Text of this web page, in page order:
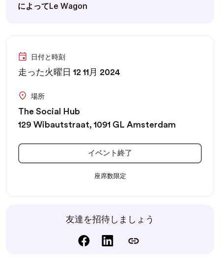
によってLe Wagon
日付と時刻
走った火曜日 12 11月 2024
場所
The Social Hub
129 Wibautstraat, 1091 GL Amsterdam
イベント終了
座席数限定
友達を招待しましょう